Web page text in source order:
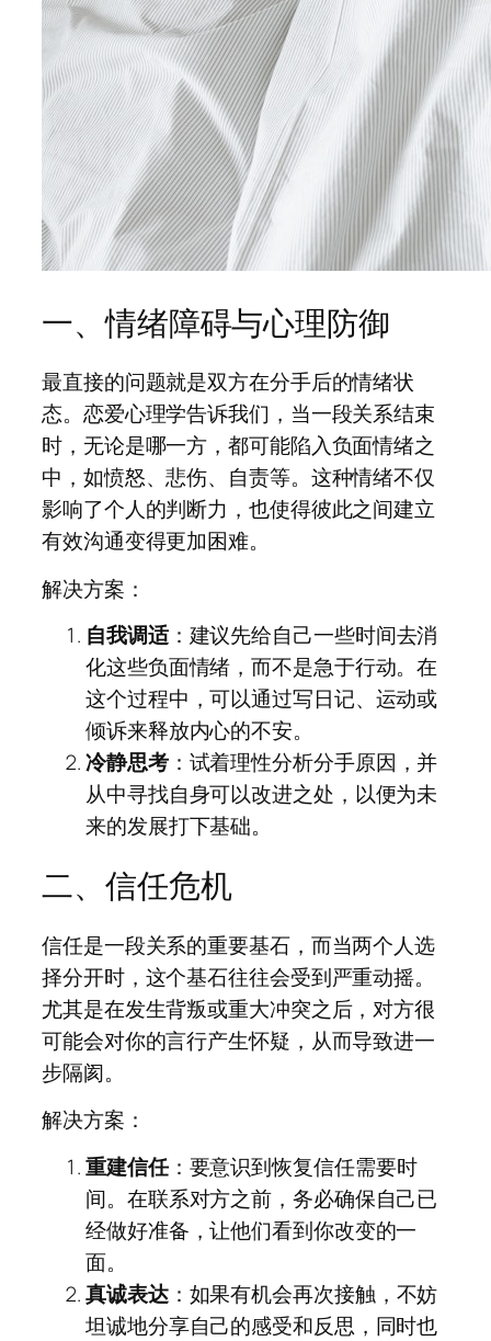
一、情绪障碍与心理防御
最直接的问题就是双方在分手后的情绪状
态。恋爱心理学告诉我们，当一段关系结束
时，无论是哪一方，都可能陷入负面情绪之
中，如愤怒、悲伤、自责等。这种情绪不仅
影响了个人的判断力，也使得彼此之间建立
有效沟通变得更加困难。
解决方案：
自我调适：建议先给自己一些时间去消
化这些负面情绪，而不是急于行动。在
这个过程中，可以通过写日记、运动或
倾诉来释放内心的不安。
冷静思考：试着理性分析分手原因，并
从中寻找自身可以改进之处，以便为未
来的发展打下基础。
二、信任危机
信任是一段关系的重要基石，而当两个人选
择分开时，这个基石往往会受到严重动摇。
尤其是在发生背叛或重大冲突之后，对方很
可能会对你的言行产生怀疑，从而导致进一
步隔阂。
解决方案：
重建信任：要意识到恢复信任需要时
间。在联系对方之前，务必确保自己已
经做好准备，让他们看到你改变的一
面。
真诚表达：如果有机会再次接触，不妨
坦诚地分享自己的感受和反思，同时也